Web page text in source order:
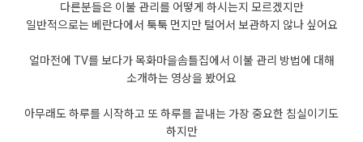
다른분들은 이불 관리를 어떻게 하시는지 모르겠지만
일반적으로는 베란다에서 툭툭 먼지만 털어서 보관하지 않나 싶어요
얼마전에 TV를 보다가 목화마을솜틀집에서 이불 관리 방법에 대해
소개하는 영상을 봤어요
아무래도 하루를 시작하고 또 하루를 끝내는 가장 중요한 침실이기도
하지만